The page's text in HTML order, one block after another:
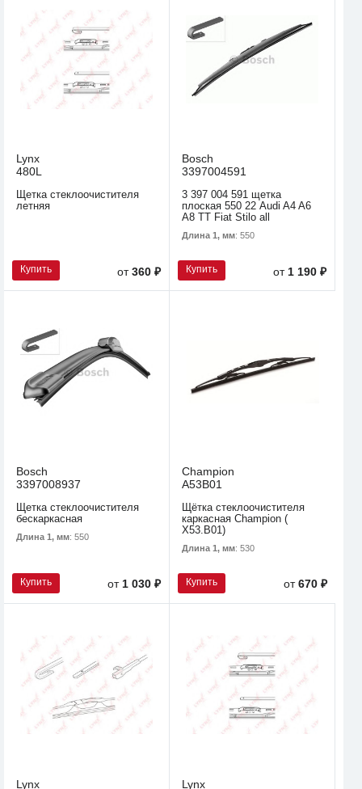
Lynx
480L
Щетка стеклоочистителя
летняя
Купить от360 ₽
Bosch
3397004591
3 397 004 591 щетка
плоская 550 22 Audi A4 A6
A8 TT Fiat Stilo all
Длина 1, мм: 550
Купить от 1 190 ₽
Bosch
3397008937
Щетка стеклоочистителя
бескаркасная
Длина 1, мм: 550
Купить от1 030 ₽
Champion
A53B01
Щётка стеклоочистителя
каркасная Champion (
X53.B01)
Длина 1, мм: 530
Купить от670 ₽
Lynx Lynx